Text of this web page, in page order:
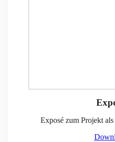
Exposé zum Projekt